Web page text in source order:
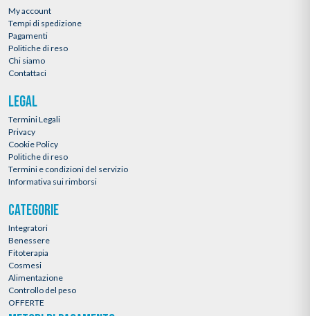
My account
Tempi di spedizione
Pagamenti
Politiche di reso
Chi siamo
Contattaci
LEGAL
Termini Legali
Privacy
Cookie Policy
Politiche di reso
Termini e condizioni del servizio
Informativa sui rimborsi
CATEGORIE
Integratori
Benessere
Fitoterapia
Cosmesi
Alimentazione
Controllo del peso
OFFERTE